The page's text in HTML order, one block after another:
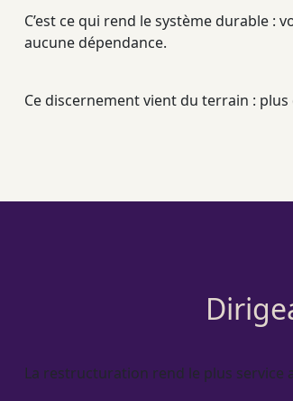
C’est ce qui rend le système durable
aucune dépendance.
Ce discernement vient du terrain :
La restructuration rend le plus service